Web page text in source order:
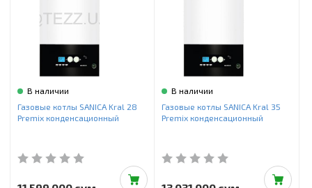
В наличии
Газовые котлы SANICA Kral 28
Premix конденсационный
В наличии
Газовые котлы SANICA Kral 35
Premix конденсационный